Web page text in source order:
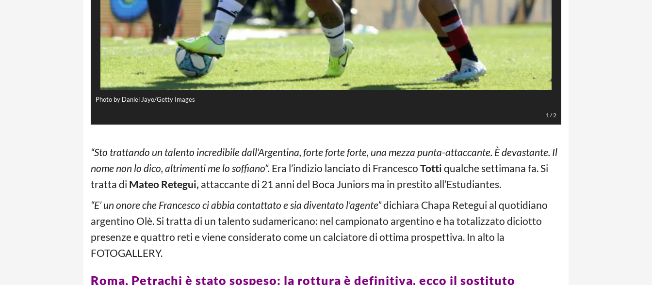
Photo by Daniel Jayo/Getty Images
1/2
“Sto trattando un talento incredibile dall’Argentina, forte forte forte, una mezza punta-attaccante. È devastante. Il
nome non lo dico, altrimenti me lo soffiano”. Era l’indizio lanciato di Francesco Totti qualche settimana fa. Si
tratta di Mateo Retegui, attaccante di 21 anni del Boca Juniors ma in prestito all’Estudiantes.
“E’ un onore che Francesco ci abbia contattato e sia diventato l’agente”dichiara Chapa Retegui al quotidiano
argentino Olè. Si tratta di un talento sudamericano: nel campionato argentino e ha totalizzato diciotto
presenze e quattro reti e viene considerato come un calciatore di ottima prospettiva. In alto la
FOTOGALLERY.
Roma, Petrachi è stato sospeso: la rottura è definitiva, ecco il sostituto